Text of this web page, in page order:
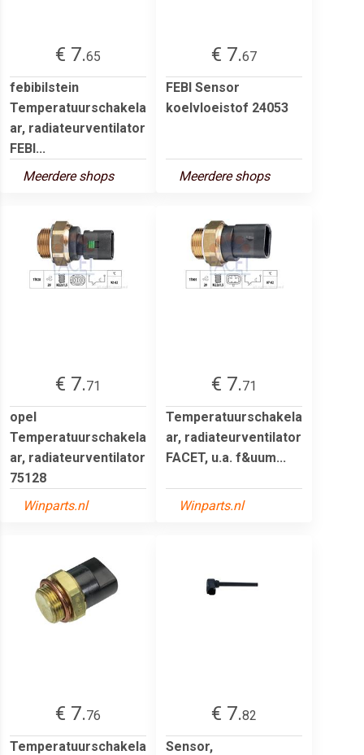
€ 7.65
febibilstein
Temperatuurschakela
ar, radiateurventilator
FEBI...
Meerdere shops
€ 7.67
FEBI Sensor
koelvloeistof 24053
Meerdere shops
€ 7.71
opel
Temperatuurschakela
ar, radiateurventilator
75128
Winparts.nl
€ 7.71
Temperatuurschakela
ar, radiateurventilator
FACET, u.a. f&uum...
Winparts.nl
€ 7.76
Temperatuurschakela
€ 7.82
Sensor,